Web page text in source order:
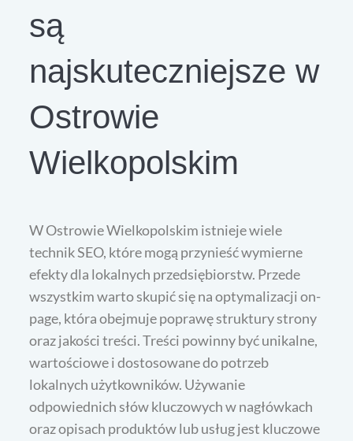
są
najskuteczniejsze w
Ostrowie
Wielkopolskim
W Ostrowie Wielkopolskim istnieje wiele
technik SEO, które mogą przynieść wymierne
efekty dla lokalnych przedsiębiorstw. Przede
wszystkim warto skupić się na optymalizacji on-
page, która obejmuje poprawę struktury strony
oraz jakości treści. Treści powinny być unikalne,
wartościowe i dostosowane do potrzeb
lokalnych użytkowników. Używanie
odpowiednich słów kluczowych w nagłówkach
oraz opisach produktów lub usług jest kluczowe